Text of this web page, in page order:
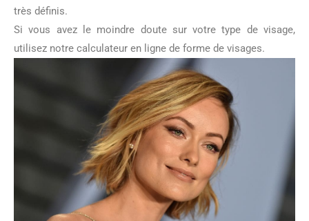
très définis.
Si vous avez le moindre doute sur votre type de visage,
utilisez notre calculateur en ligne de forme de visages.